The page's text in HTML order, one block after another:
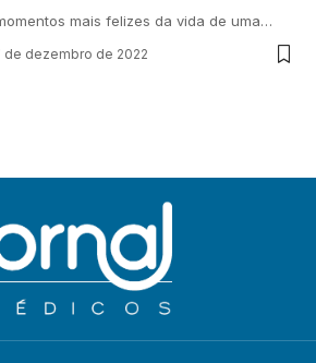
mais felizes da vida de uma…
de dezembro de 2022